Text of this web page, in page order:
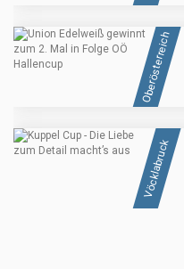
Oberösterreich
Vöcklabruck